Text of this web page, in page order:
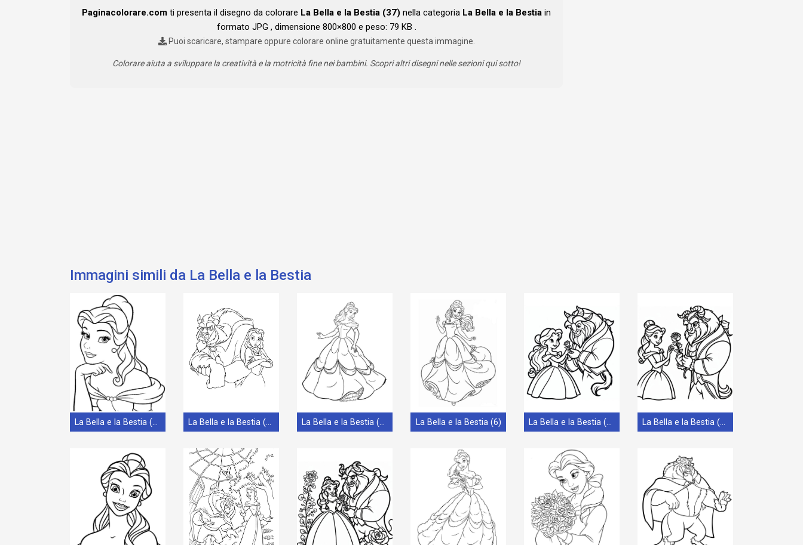
Paginacolorare.com ti presenta il disegno da colorare La Bella e la Bestia (37) nella categoria La Bella e la Bestia in
formato JPG , dimensione 800×800 e peso: 79 KB .
Puoi scaricare, stampare oppure colorare online gratuitamente questa immagine.
Colorare aiuta a sviluppare la creatività e la motricità fine nei bambini. Scopri altri disegni nelle sezioni qui sotto!
Immagini simili da La Bella e la Bestia
La Bella e la Bestia (11) La Bella e la Bestia (27) La Bella e la Bestia (16) La Bella e la Bestia (6) La Bella e la Bestia (23) La Bella e la Bestia (24)